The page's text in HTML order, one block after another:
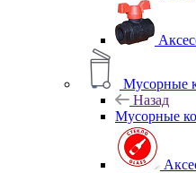
Мусорные
Назад
Мусорные